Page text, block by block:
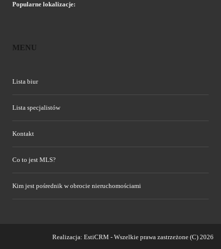
Popularne lokalizacje:
MENU
Lista biur
Lista specjalistów
Kontakt
Co to jest MLS?
Kim jest pośrednik w obrocie nieruchomościami
Realizacja: EstiCRM - Wszelkie prawa zastrzeżone (C) 2026